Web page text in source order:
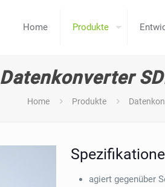
Home Produkte
Datenkonverter
Home Produkte
agiert gegenüber